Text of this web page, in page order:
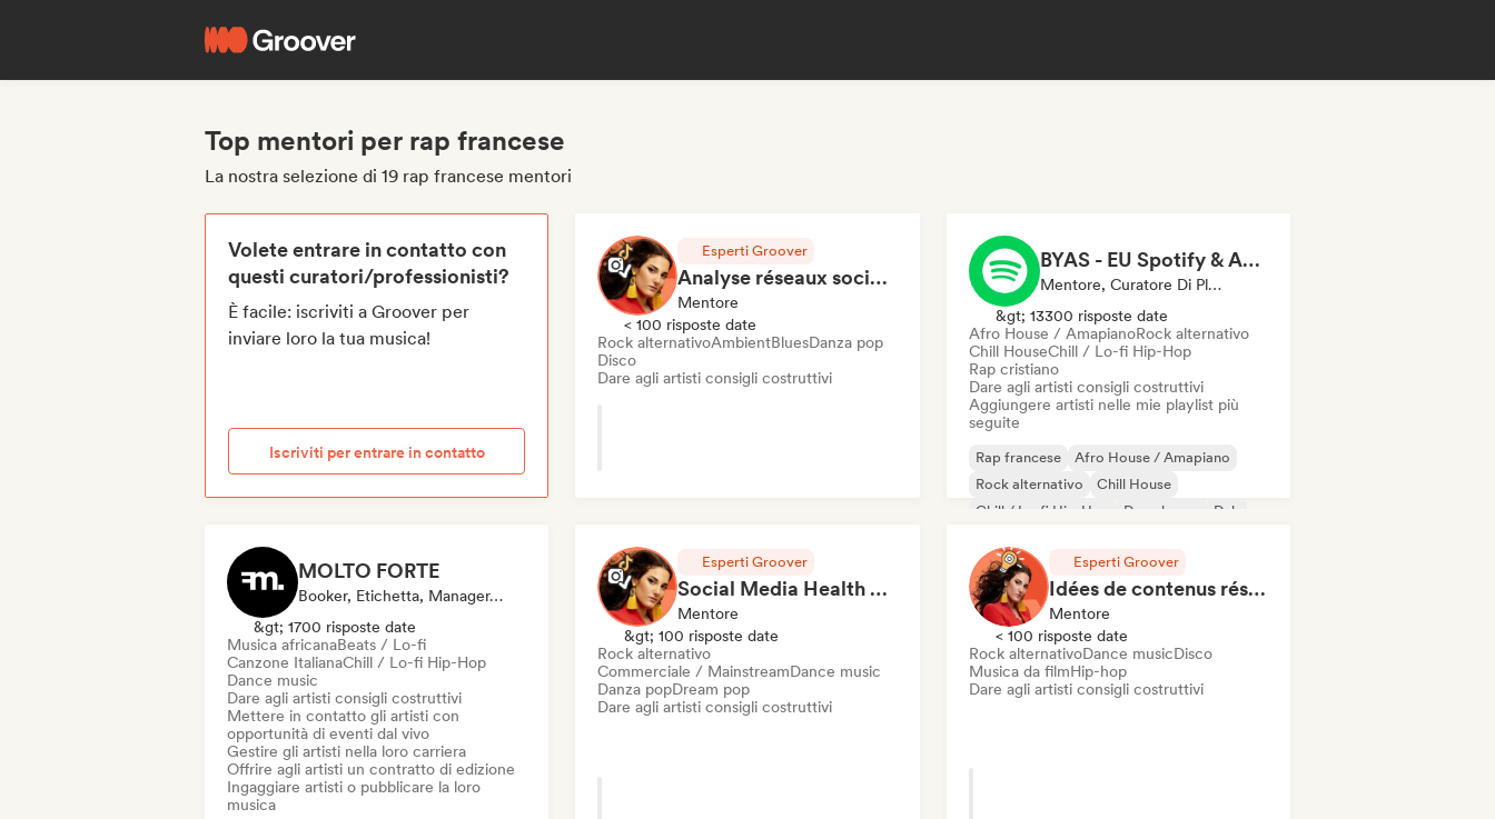
Top mentori per rap francese
La nostra selezione di 19 rap francese mentori
Volete entrare in contatto con
questi curatori/professionisti?
È facile: iscriviti a Groover per
inviare loro la tua musica!
Iscriviti per entrare in contatto
Esperti Groover
Analyse réseaux sociaux et présence en ligne
Mentore
< 100 risposte date
Rock alternativoAmbientBluesDanza pop
Disco
Dare agli artisti consigli costruttivi
BYAS - EU Spotify & Apple Music Playlists
Mentore, Curatore Di Playlist
&gt; 13300 risposte date
Afro House / AmapianoRock alternativo
Chill HouseChill / Lo-fi Hip-Hop
Rap cristiano
Dare agli artisti consigli costruttivi
Aggiungere artisti nelle mie playlist più
seguite
Rap francese
Afro House / Amapiano
Rock alternativo
Chill House
Chill / Lo-fi Hip-Hop
Deep house
Dub
MOLTO FORTE
Booker, Etichetta, Manager, Mentore, Editore
&gt; 1700 risposte date
Musica africanaBeats / Lo-fi
Canzone ItalianaChill / Lo-fi Hip-Hop
Dance music
Dare agli artisti consigli costruttivi
Mettere in contatto gli artisti con
opportunità di eventi dal vivo
Gestire gli artisti nella loro carriera
Offrire agli artisti un contratto di edizione
Ingaggiare artisti o pubblicare la loro
musica
Esperti Groover
Social Media Health Check
Mentore
&gt; 100 risposte date
Rock alternativo
Commerciale / MainstreamDance music
Danza popDream pop
Dare agli artisti consigli costruttivi
Esperti Groover
Idées de contenus réseaux sociaux
Mentore
< 100 risposte date
Rock alternativoDance musicDisco
Musica da filmHip-hop
Dare agli artisti consigli costruttivi